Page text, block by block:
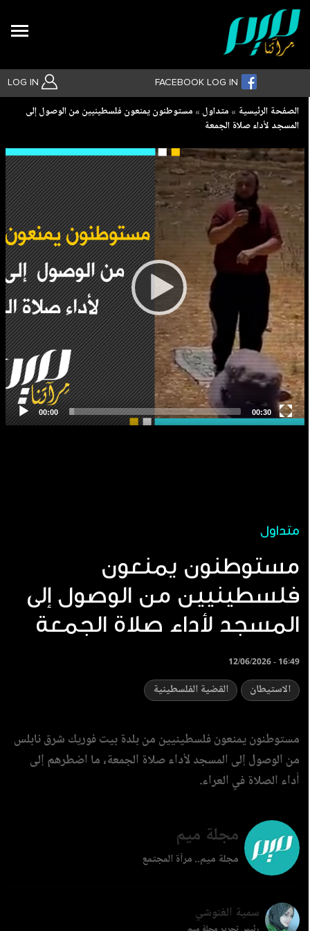
LOG IN FACEBOOK LOG IN
بحث متقدم
Breadcrumb
الصفحة الرئيسية متداول
مستوطنون يمنعون فلسطينيين من الوصول إلى
المسجد لأداء صلاة الجمعة
متداول
مستوطنون يمنعون
فلسطينيين من الوصول إلى
المسجد لأداء صلاة الجمعة
12/06/2026 - 16:49
الاستيطان القضية الفلسطينية
مستوطنون يمنعون فلسطينيين من بلدة بيت فوريك شرق نابلس
من الوصول إلى المسجد لأداء صلاة الجمعة، ما اضطرهم إلى
أداء الصلاة في العراء.
مجلة ميم
مجلة ميم.. مرآة المجتمع
سمية الغنوشي